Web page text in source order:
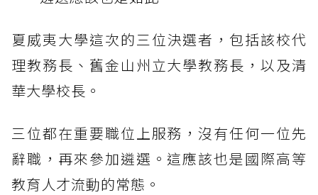
夏威夷大學這次的三位決選者，包括該校代
理教務長、舊金山州立大學教務長，以及清
華大學校長。
三位都在重要職位上服務，沒有任何一位先
辭職，再來參加遴選。這應該也是國際高等
教育人才流動的常態。